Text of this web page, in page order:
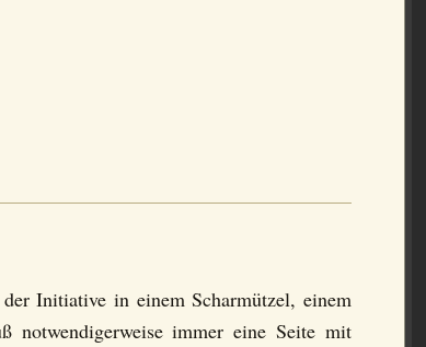
Initiative in einem Scharmützel, einem
notwendigerweise immer eine Seite mit